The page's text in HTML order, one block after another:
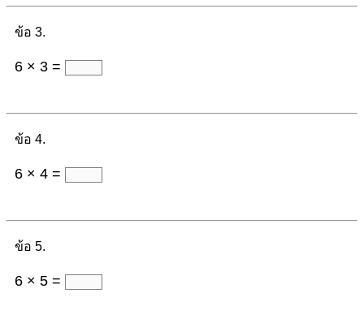
ข้อ 3.
6 × 3 =
ข้อ 4.
6 × 4 =
ข้อ 5.
6 × 5 =